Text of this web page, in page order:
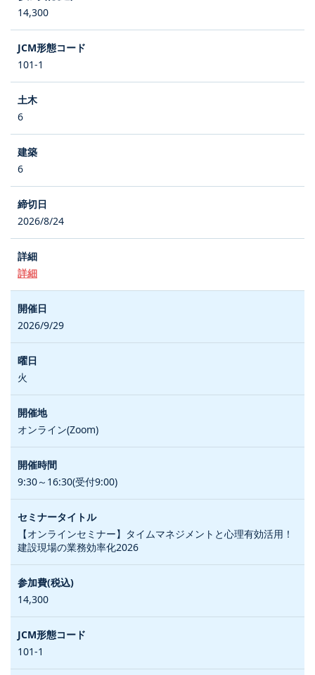
14,300
101-1
6
6
2026/8/24
詳細
2026/9/29
火
オンライン(Zoom)
9:30～16:30(受付9:00)
【オンラインセミナー】タイムマネジメントと心理有効活用！
建設現場の業務効率化2026
14,300
101-1